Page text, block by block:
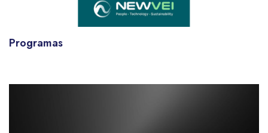
Programas